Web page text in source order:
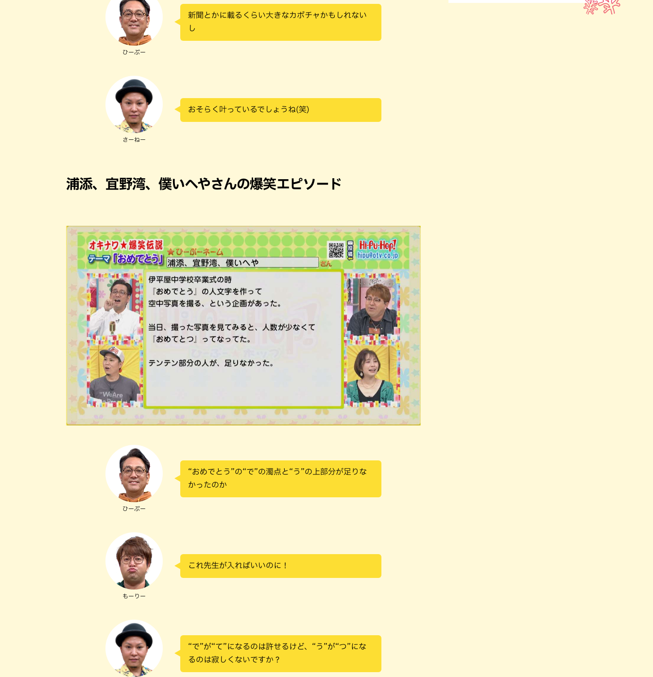
ひーぷー
新聞とかに載るくらい大きなカボチャかもしれない
し
さーねー
おそらく叶っているでしょうね(笑)
浦添、宜野湾、僕いへやさんの爆笑エピソード
ひーぷー
“おめでとう”の“で”の濁点と“う”の上部分が足りな
かったのか
もーりー
これ先生が入ればいいのに！
“で”が“て”になるのは許せるけど、“う”が“つ”にな
るのは寂しくないですか？